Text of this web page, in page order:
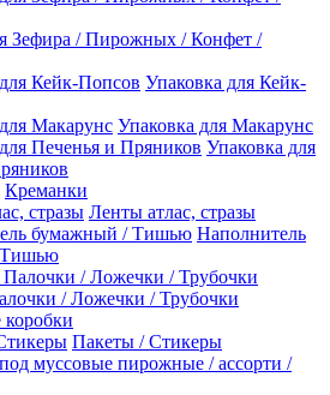
Зефира / Пирожных / Конфет /
Упаковка для Кейк-
Упаковка для Макарунс
Упаковка для
Креманки
Ленты атлас, стразы
Наполнитель
/ Ложечки / Трубочки
Пакеты / Стикеры